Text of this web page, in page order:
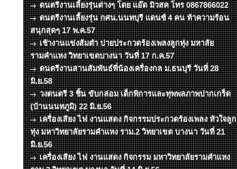
ดนตรีงานเลี้ยงรุ่นต่างๆ โดย แอ๊ด มิวสค โทร 0867866022
ดนตรีงานเลี้ยงรุ่น กศน.นนทบุรี แดนซ์ 4 คน ท้าความร้อน
สนุกสุดๆ 17 พ.ค.57
เช้างานแข่งส้มตำ บ่ายประกวดร้องเพลงลูกทุ่ง มหาลัย
รามคำแหง วิทยาเขตบางนา วันที่ 17 ก.ค.57
ดนตรีงานสานสัมพันธ์พี่น้องเครื่องกล ม.ธนบุรี วันที่ 28
มิ.ย.58
วงดนตรี 3 ชิ้น ขับกล่อม เด็กพิการและทุพพลภาพปากเกร็ด
(บ้านนนทภูมิ) 22 มิ.ย.56
เครื่องเสียง ไฟ งานแสดง กิจกรรมประกวดร้องเพลง หัวใจลูก
ทุ่ง มหาวิทยาลัยรามคำแหง ราม.2 วิทยาเขต บางนา วันที่ 21
มิ.ย.56
เครื่องเสียง ไฟ งานแสดง กิจกรรม มหาวิทยาลัยรามคำแหง